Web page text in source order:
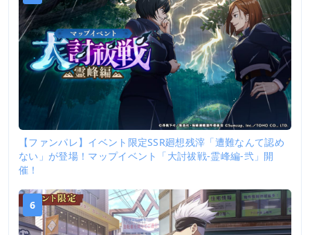
【ファンパレ】イベント限定SSR廻想残滓「遭難なんて認め
ない」が登場！マップイベント「大討祓戦-霊峰編-弐」開
催！
6